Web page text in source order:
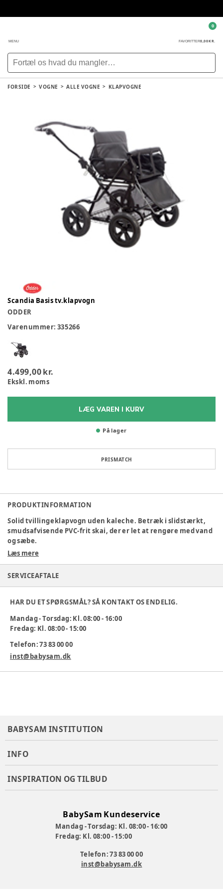
MENU FAVORITTER0,00 KR.
0
FORSIDE VOGNE ALLE VOGNE KLAPVOGNE
Scandia Basis tv.klapvogn
ODDER
Varenummer: 335266
4.499,00 kr.
Ekskl. moms
LÆG VAREN I KURV
På lager
PRISMATCH
PRODUKTINFORMATION
Solid tvillingeklapvogn uden kaleche. Betræk i slidstærkt,
smudsafvisende PVC-frit skai, der er let at rengøre med vand
og sæbe.
•Galvaniseret og pulverlakeret stel for maksimal beskyttelse
•Skruer, nitter og bolte er af rustfri stål
•Justerbart styr
•Justerbart ryglæn
•Nedklappelig frontbøjle
Varenummer:335266
Læs mere
SERVICEAFTALE
HAR DU ET SPØRGSMÅL? SÅ KONTAKT OS ENDELIG.
Mandag - Torsdag: Kl. 08:00 - 16:00
Fredag: Kl. 08:00 - 15:00
Telefon: 73 83 00 00
inst@babysam.dk
BABYSAM INSTITUTION
INFO
INSPIRATION OG TILBUD
BabySam Kundeservice
Mandag - Torsdag: Kl. 08:00 - 16:00
Fredag: Kl. 08:00 - 15:00
Telefon: 73 83 00 00
inst@babysam.dk